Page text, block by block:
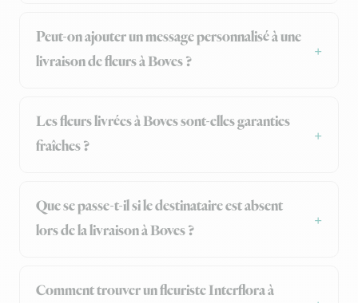
Peut-on ajouter un message personnalisé à une
livraison de fleurs à Boves ?
Les fleurs livrées à Boves sont-elles garanties
fraîches ?
Que se passe-t-il si le destinataire est absent
lors de la livraison à Boves ?
Comment trouver un fleuriste Interflora à